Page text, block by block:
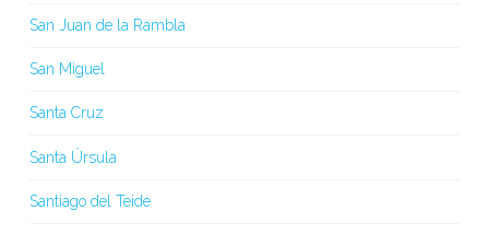
San Juan de la Rambla
San Miguel
Santa Cruz
Santa Úrsula
Santiago del Teide